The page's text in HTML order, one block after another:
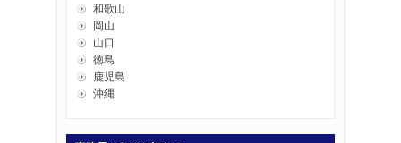
和歌山
岡山
山口
徳島
鹿児島
沖縄